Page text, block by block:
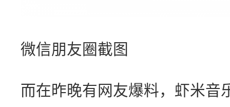
微信朋友圈截图
而在昨晚有网友爆料，虾米音